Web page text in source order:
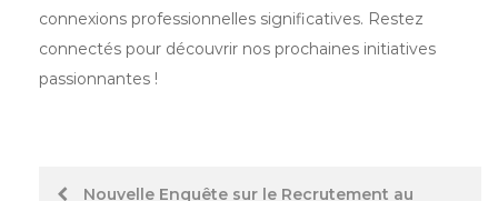
connexions professionnelles significatives. Restez
connectés pour découvrir nos prochaines initiatives
passionnantes !
PostNouvelle Enquête sur le Recrutement au